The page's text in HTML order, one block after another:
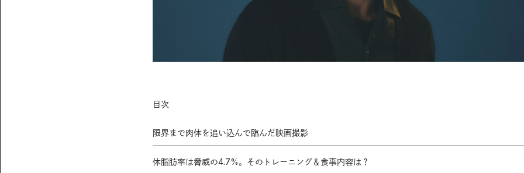
目次
限界まで肉体を追い込んで臨んだ映画撮影
体脂肪率は脅威の4.7%。そのトレーニング＆食事内容は？